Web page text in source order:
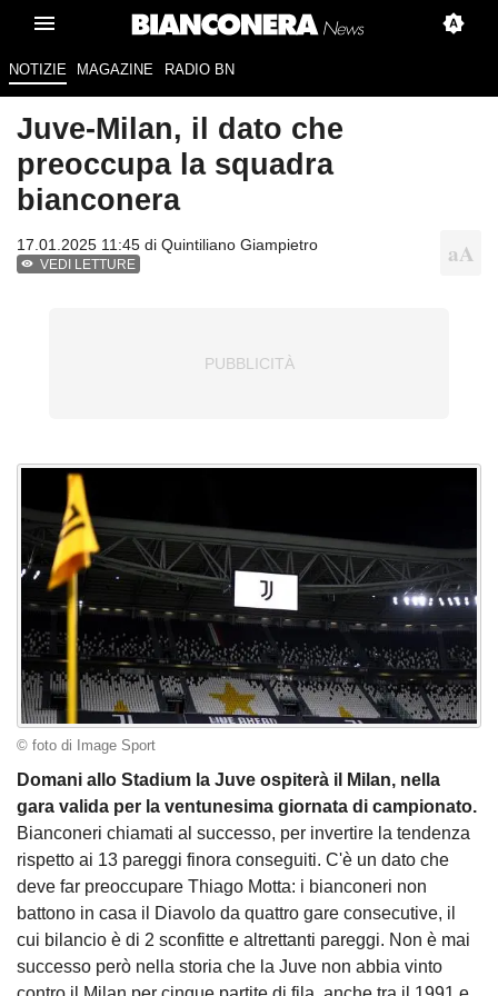
NOTIZIE MAGAZINE RADIO BN
Juve-Milan, il dato che
preoccupa la squadra
bianconera
17.01.2025 11:45 di Quintiliano Giampietro
VEDI LETTURE
© foto di Image Sport
Domani allo Stadium la Juve ospiterà il Milan, nella
gara valida per la ventunesima giornata di campionato.
Bianconeri chiamati al successo, per invertire la tendenza
rispetto ai 13 pareggi finora conseguiti. C'è un dato che
deve far preoccupare Thiago Motta: i bianconeri non
battono in casa il Diavolo da quattro gare consecutive, il
cui bilancio è di 2 sconfitte e altrettanti pareggi. Non è mai
successo però nella storia che la Juve non abbia vinto